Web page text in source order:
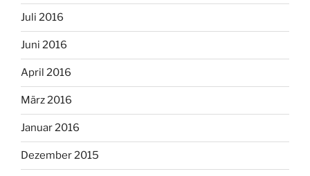
Juli 2016
Juni 2016
April 2016
März 2016
Januar 2016
Dezember 2015